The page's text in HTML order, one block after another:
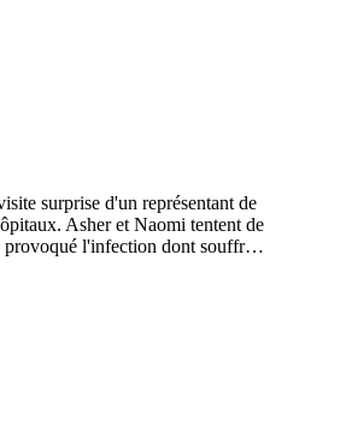
surprise d'un représentant de
Asher et Naomi tentent de
provoqué l'infection dont souffr…